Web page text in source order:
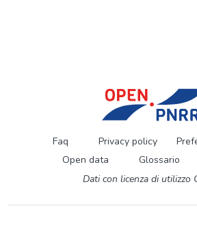
Faq Privacy policy
Open data
Glossario
Dati con licenza di utilizzo